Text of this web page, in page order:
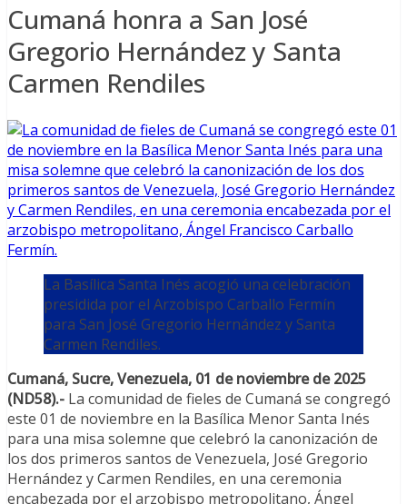
Cumaná honra a San José
Gregorio Hernández y Santa
Carmen Rendiles
La Basílica Santa Inés acogió una celebración
presidida por el Arzobispo Carballo Fermín
para San José Gregorio Hernández y Santa
Carmen Rendiles.
Cumaná, Sucre, Venezuela, 01 de noviembre de 2025
(ND58).- La comunidad de fieles de Cumaná se congregó
este 01 de noviembre en la Basílica Menor Santa Inés
para una misa solemne que celebró la canonización de
los dos primeros santos de Venezuela, José Gregorio
Hernández y Carmen Rendiles, en una ceremonia
encabezada por el arzobispo metropolitano, Ángel